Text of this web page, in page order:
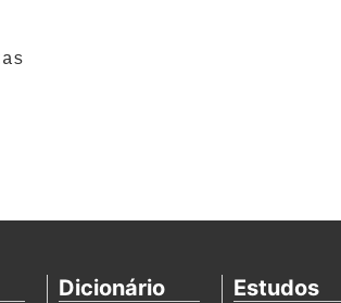
Dicionário Estudos